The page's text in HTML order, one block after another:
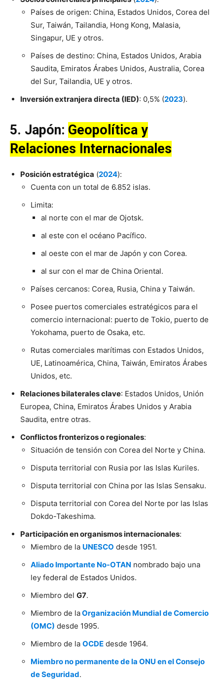
Países de origen: China, Estados Unidos, Corea del
Sur, Taiwán, Tailandia, Hong Kong, Malasia,
Singapur, UE y otros.
Países de destino: China, Estados Unidos, Arabia
Saudita, Emiratos Árabes Unidos, Australia, Corea
del Sur, Tailandia, UE y otros.
Inversión extranjera directa (IED): 0,5% (2023).
5. Japón: Geopolítica y
Relaciones Internacionales
Posición estratégica (2024):
Cuenta con un total de 6.852 islas.
Limita:
al norte con el mar de Ojotsk.
al este con el océano Pacífico.
al oeste con el mar de Japón y con Corea.
al sur con el mar de China Oriental.
Países cercanos: Corea, Rusia, China y Taiwán.
Posee puertos comerciales estratégicos para el
comercio internacional: puerto de Tokio, puerto de
Yokohama, puerto de Osaka, etc.
Rutas comerciales marítimas con Estados Unidos,
UE, Latinoamérica, China, Taiwán, Emiratos Árabes
Unidos, etc.
Relaciones bilaterales clave: Estados Unidos, Unión
Europea, China, Emiratos Árabes Unidos y Arabia
Saudita, entre otras.
Conflictos fronterizos o regionales:
Situación de tensión con Corea del Norte y China.
Disputa territorial con Rusia por las Islas Kuriles.
Disputa territorial con China por las Islas Sensaku.
Disputa territorial con Corea del Norte por las Islas
Dokdo-Takeshima.
Participación en organismos internacionales:
Miembro de la UNESCO desde 1951.
Aliado Importante No-OTAN nombrado bajo una
ley federal de Estados Unidos.
Miembro del G7.
Miembro de laOrganización Mundial de Comercio
(OMC) desde 1995.
Miembro de la OCDE desde 1964.
Miembro no permanente de la ONU en el Consejo
de Seguridad.